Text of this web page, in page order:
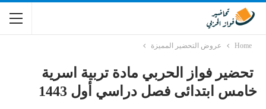
Home عروض التحضير المميزة
تحضير فواز الحربي مادة تربية اسرية
خامس ابتدائى فصل دراسي أول 1443